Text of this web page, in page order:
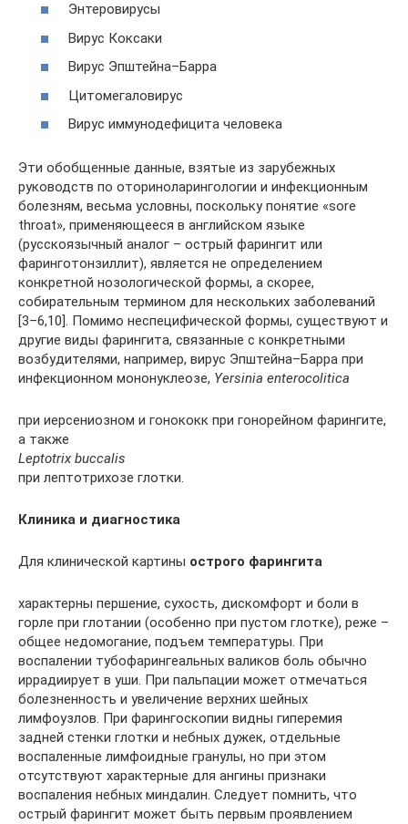
Энтеровирусы
Вирус Коксаки
Вирус Эпштейна–Барра
Цитомегаловирус
Вирус иммунодефицита человека
Эти обобщенные данные, взятые из зарубежных
руководств по оториноларингологии и инфекционным
болезням, весьма условны, поскольку понятие «sore
throat», применяющееся в английском языке
(русскоязычный аналог – острый фарингит или
фаринготонзиллит), является не определением
конкретной нозологической формы, а скорее,
собирательным термином для нескольких заболеваний
[3–6,10]. Помимо неспецифической формы, существуют и
другие виды фарингита, связанные с конкретными
возбудителями, например, вирус Эпштейна–Барра при
инфекционном мононуклеозе, Yersinia enterocolitica
при иерсениозном и гонококк при гонорейном фарингите,
а также
Leptotrix buccalis
при лептотрихозе глотки.
Клиника и диагностика
Для клинической картины острого фарингита
характерны першение, сухость, дискомфорт и боли в
горле при глотании (особенно при пустом глотке), реже –
общее недомогание, подъем температуры. При
воспалении тубофарингеальных валиков боль обычно
иррадиирует в уши. При пальпации может отмечаться
болезненность и увеличение верхних шейных
лимфоузлов. При фарингоскопии видны гиперемия
задней стенки глотки и небных дужек, отдельные
воспаленные лимфоидные гранулы, но при этом
отсутствуют характерные для ангины признаки
воспаления небных миндалин. Следует помнить, что
острый фарингит может быть первым проявлением